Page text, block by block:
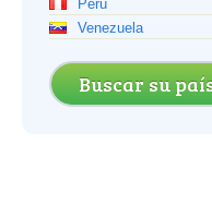
Perú
Venezuela
Buscar su